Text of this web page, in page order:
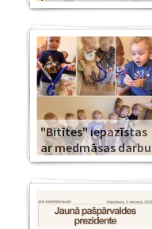
"Bitītes" iepazīstas
ar medmāsas darbu